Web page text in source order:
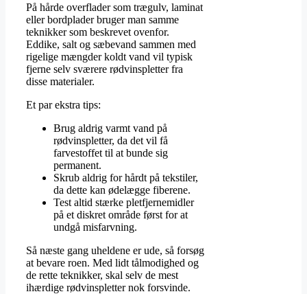
På hårde overflader som trægulv, laminat
eller bordplader bruger man samme
teknikker som beskrevet ovenfor.
Eddike, salt og sæbevand sammen med
rigelige mængder koldt vand vil typisk
fjerne selv sværere rødvinspletter fra
disse materialer.
Et par ekstra tips:
Brug aldrig varmt vand på
rødvinspletter, da det vil få
farvestoffet til at bunde sig
permanent.
Skrub aldrig for hårdt på tekstiler,
da dette kan ødelægge fiberene.
Test altid stærke pletfjernemidler
på et diskret område først for at
undgå misfarvning.
Så næste gang uheldene er ude, så forsøg
at bevare roen. Med lidt tålmodighed og
de rette teknikker, skal selv de mest
ihærdige rødvinspletter nok forsvinde.